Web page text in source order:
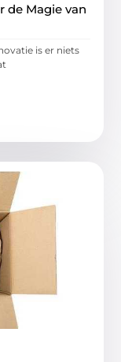
de Magie van
is er niets